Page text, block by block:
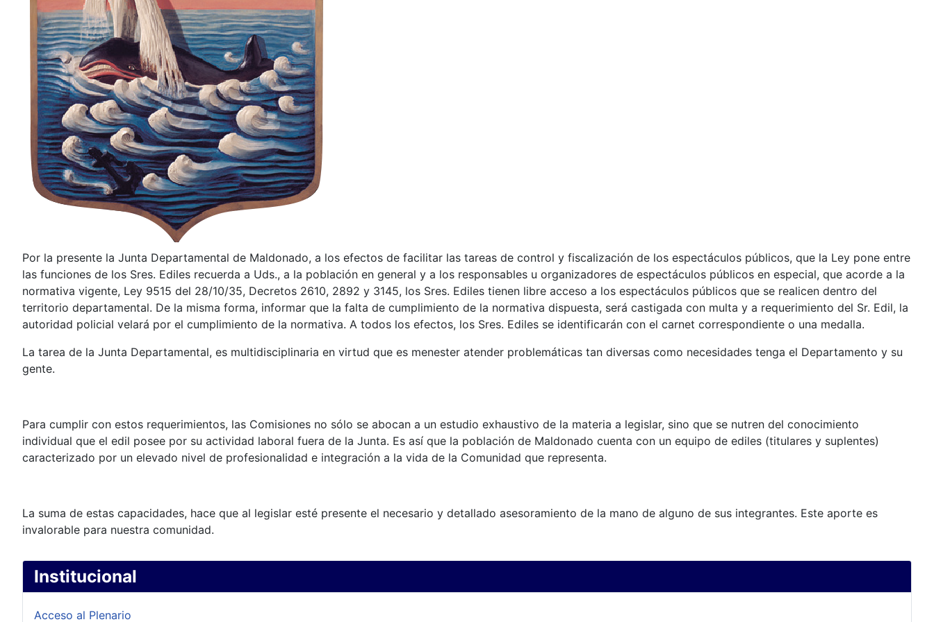
Institucional
Acceso al Plenario
Por la presente la Junta Departamental de Maldonado, a los efectos de facilitar las tareas de control y fiscalización de los espectáculos públicos, que la Ley pone entre
las funciones de los Sres. Ediles recuerda a Uds., a la población en general y a los responsables u organizadores de espectáculos públicos en especial, que acorde a la
normativa vigente, Ley 9515 del 28/10/35, Decretos 2610, 2892 y 3145, los Sres. Ediles tienen libre acceso a los espectáculos públicos que se realicen dentro del
territorio departamental. De la misma forma, informar que la falta de cumplimiento de la normativa dispuesta, será castigada con multa y a requerimiento del Sr. Edil, la
autoridad policial velará por el cumplimiento de la normativa. A todos los efectos, los Sres. Ediles se identificarán con el carnet correspondiente o una medalla.
La tarea de la Junta Departamental, es multidisciplinaria en virtud que es menester atender problemáticas tan diversas como necesidades tenga el Departamento y su
gente.
Para cumplir con estos requerimientos, las Comisiones no sólo se abocan a un estudio exhaustivo de la materia a legislar, sino que se nutren del conocimiento
individual que el edil posee por su actividad laboral fuera de la Junta. Es así que la población de Maldonado cuenta con un equipo de ediles (titulares y suplentes)
caracterizado por un elevado nivel de profesionalidad e integración a la vida de la Comunidad que representa.
La suma de estas capacidades, hace que al legislar esté presente el necesario y detallado asesoramiento de la mano de alguno de sus integrantes. Este aporte es
invalorable para nuestra comunidad.